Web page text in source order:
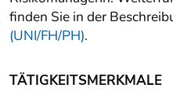
finden Sie in der
(UNI/FH/PH).
TÄTIGKEITSMERKMALE